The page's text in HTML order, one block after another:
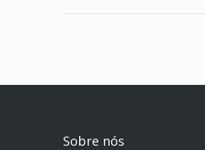
Sobre nós